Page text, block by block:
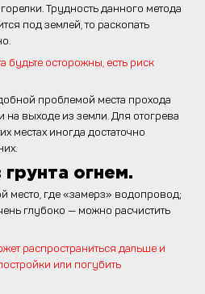
Трудность данного метода
под землей, то раскопать
будьте осторожны, есть риск
проблемой места прохода
выходе из земли. Для отогрева
местах иногда достаточно
грунта огнем.
место, где «замерз» водопровод;
глубоко — можно расчистить
распространиться дальше и
или погубить